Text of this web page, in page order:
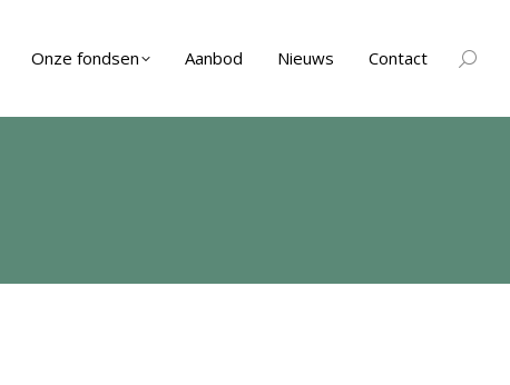
Onze fondsen Aanbod Nieuws Contact